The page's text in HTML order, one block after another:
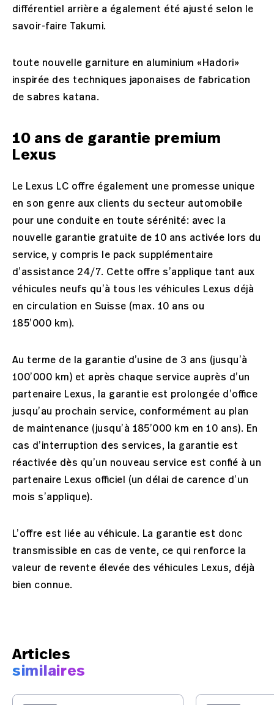
différentiel arrière a également été ajusté selon le
savoir-faire Takumi.
toute nouvelle garniture en aluminium «Hadori»
inspirée des techniques japonaises de fabrication
de sabres katana.
10 ans de garantie premium
Lexus
Le Lexus LC offre également une promesse unique
en son genre aux clients du secteur automobile
pour une conduite en toute sérénité: avec la
nouvelle garantie gratuite de 10 ans activée lors du
service, y compris le pack supplémentaire
d’assistance 24/7. Cette offre s’applique tant aux
véhicules neufs qu’à tous les véhicules Lexus déjà
en circulation en Suisse (max. 10 ans ou
185’000 km).
Au terme de la garantie d’usine de 3 ans (jusqu’à
100’000 km) et après chaque service auprès d’un
partenaire Lexus, la garantie est prolongée d’office
jusqu’au prochain service, conformément au plan
de maintenance (jusqu’à 185’000 km en 10 ans). En
cas d’interruption des services, la garantie est
réactivée dès qu’un nouveau service est confié à un
partenaire Lexus officiel (un délai de carence d’un
mois s’applique).
L’offre est liée au véhicule. La garantie est donc
transmissible en cas de vente, ce qui renforce la
valeur de revente élevée des véhicules Lexus, déjà
bien connue.
Articles
similaires